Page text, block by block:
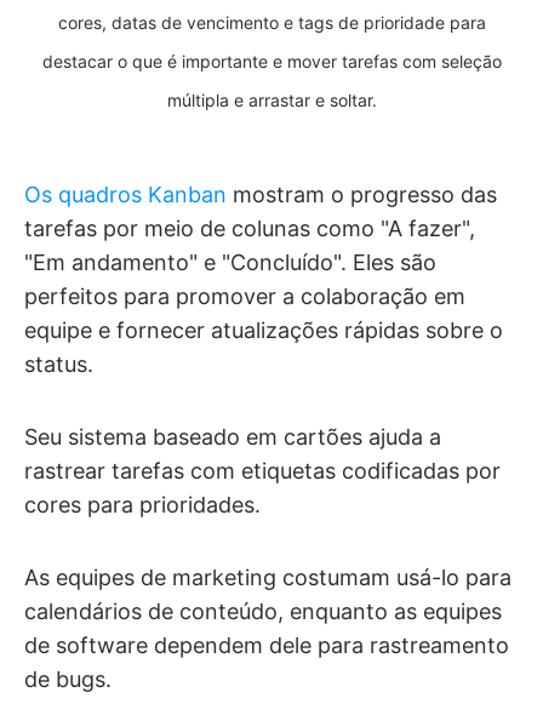
cores, datas de vencimento e tags de prioridade para
destacar o que é importante e mover tarefas com seleção
múltipla e arrastar e soltar.
Os quadros Kanban mostram o progresso das
tarefas por meio de colunas como "A fazer",
"Em andamento" e "Concluído". Eles são
perfeitos para promover a colaboração em
equipe e fornecer atualizações rápidas sobre o
status.
Seu sistema baseado em cartões ajuda a
rastrear tarefas com etiquetas codificadas por
cores para prioridades.
As equipes de marketing costumam usá-lo para
calendários de conteúdo, enquanto as equipes
de software dependem dele para rastreamento
de bugs.